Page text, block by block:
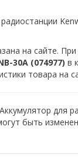
на сайте.
30A (074977) в
товара на
для
быть